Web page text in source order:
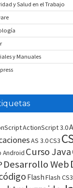
y Salud en el Trabajo
y Manuales
ActionScript 3.0
AS 3.0CS3
Android Curso Java
Desarrollo Web
FlashFlash CS3